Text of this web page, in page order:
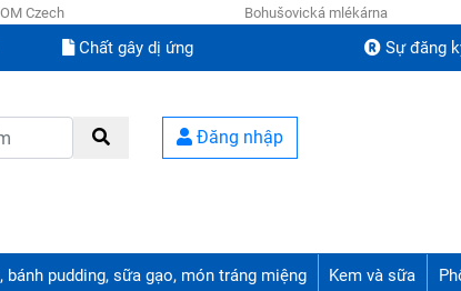
Czech Bohušovická mlékárna
Chất gây dị ứng Sự đăng
Đăng nhập
bánh pudding, sữa gạo, món tráng miệng Kem và sữa